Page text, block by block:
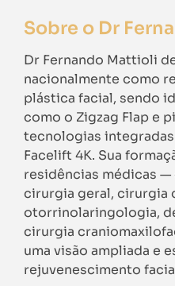
Sobre o Dr
Dr Fernando Mattioli
nacionalmente como
plástica facial, sendo
como o Zigzag Flap e
tecnologias integradas
Facelift 4K. Sua
residências médicas
cirurgia geral, cirurgia
otorrinolaringologia,
cirurgia
uma visão ampliada e
rejuvenescimento